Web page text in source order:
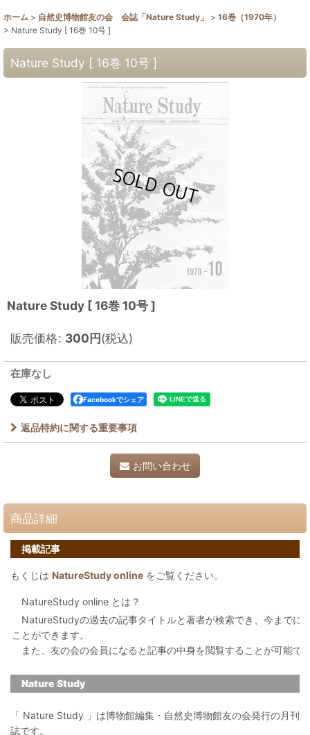
ホーム > 自然史博物館友の会 会誌「Nature Study」 > 16巻（1970年）
> Nature Study [ 16巻 10号 ]
Nature Study [ 16巻 10号 ]
Nature Study [ 16巻 10号 ]
販売価格: 300円(税込)
在庫なし
Facebookでシェア
返品特約に関する重要事項
お問い合わせ
商品詳細
掲載記事
もくじは NatureStudy online をご覧ください。
NatureStudy online とは？
NatureStudyの過去の記事タイトルと著者が検索でき、今までに
ことができます。
また、友の会の会員になると記事の中身を閲覧することが可能で
Nature Study
「 Nature Study 」は博物館編集・自然史博物館友の会発行の月刊
誌です。